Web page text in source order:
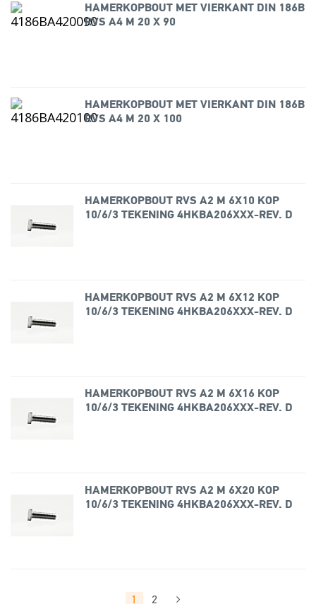
HAMERKOPBOUT MET VIERKANT DIN 186B
RVS A4 M 20 X 90
HAMERKOPBOUT MET VIERKANT DIN 186B
RVS A4 M 20 X 100
HAMERKOPBOUT RVS A2 M 6X10 KOP
10/6/3 TEKENING 4HKBA206XXX-REV. D
HAMERKOPBOUT RVS A2 M 6X12 KOP
10/6/3 TEKENING 4HKBA206XXX-REV. D
HAMERKOPBOUT RVS A2 M 6X16 KOP
10/6/3 TEKENING 4HKBA206XXX-REV. D
HAMERKOPBOUT RVS A2 M 6X20 KOP
10/6/3 TEKENING 4HKBA206XXX-REV. D
1 2